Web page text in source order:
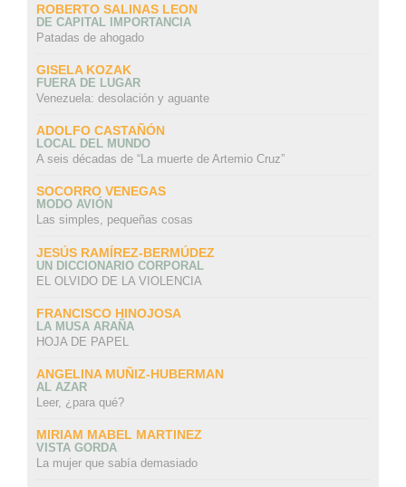
ROBERTO SALINAS LEON
DE CAPITAL IMPORTANCIA
Patadas de ahogado
GISELA KOZAK
FUERA DE LUGAR
Venezuela: desolación y aguante
ADOLFO CASTAÑÓN
LOCAL DEL MUNDO
A seis décadas de “La muerte de Artemio Cruz”
SOCORRO VENEGAS
MODO AVIÓN
Las simples, pequeñas cosas
JESÚS RAMÍREZ-BERMÚDEZ
UN DICCIONARIO CORPORAL
EL OLVIDO DE LA VIOLENCIA
FRANCISCO HINOJOSA
LA MUSA ARAÑA
HOJA DE PAPEL
ANGELINA MUÑIZ-HUBERMAN
AL AZAR
Leer, ¿para qué?
MIRIAM MABEL MARTINEZ
VISTA GORDA
La mujer que sabía demasiado